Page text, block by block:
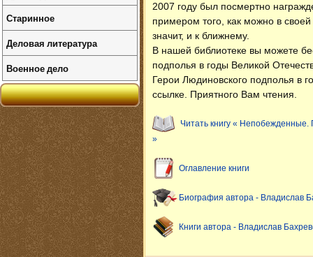
2007 году был посмертно
примером того, как можно в
значит, и к ближнему.
В нашей библиотеке вы можете
подполья в годы Великой
Герои Людиновского подполья в
ссылке. Приятного Вам чтения.
Читать книгу « Непобежденные.
»
Оглавление книги
Биография автора - Владислав
Книги автора - Владислав
Старинное
Деловая литература
Военное дело